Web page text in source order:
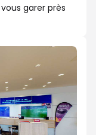
garer près